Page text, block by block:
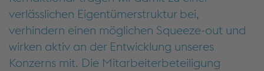
verlässlichen Eigentümerstruktur bei,
verhindern einen möglichen Squeeze-out und
wirken aktiv an der Entwicklung unseres
Konzerns mit. Die Mitarbeiterbeteiligung